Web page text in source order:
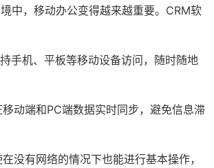
中，移动办公变得越来越重要。CRM软
手机、平板等移动设备访问，随时随地
移动端和PC端数据实时同步，避免信息滞
在没有网络的情况下也能进行基本操作，